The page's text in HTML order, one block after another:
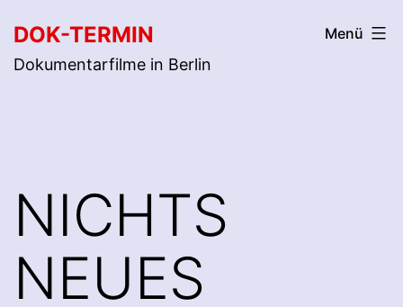
Inhalt
springen
DOK-TERMIN
Dokumentarfilme in Berlin
Menü
NICHTS
NEUES